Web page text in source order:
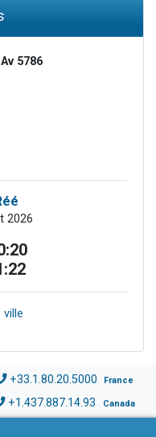
5786
2026
+33.1.80.20.5000 France
+1.437.887.14.93 Canada